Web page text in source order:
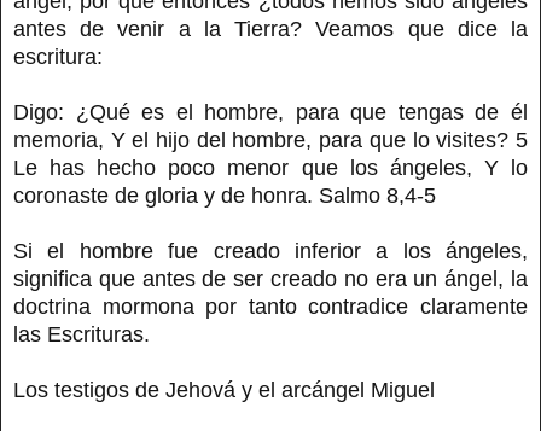
antes de venir a la Tierra? Veamos que dice la
escritura:
Digo: ¿Qué es el hombre, para que tengas de él
memoria, Y el hijo del hombre, para que lo visites? 5
Le has hecho poco menor que los ángeles, Y lo
coronaste de gloria y de honra. Salmo 8,4-5
Si el hombre fue creado inferior a los ángeles,
significa que antes de ser creado no era un ángel, la
doctrina mormona por tanto contradice claramente
las Escrituras.
Los testigos de Jehová y el arcángel Miguel